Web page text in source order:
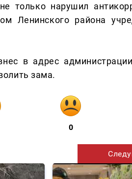
только нарушил
Ленинского района
в адрес
зама.
0